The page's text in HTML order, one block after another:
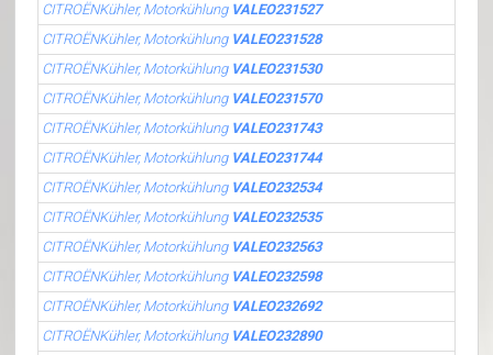
CITROËNKühler, Motorkühlung VALEO231527
CITROËNKühler, Motorkühlung VALEO231528
CITROËNKühler, Motorkühlung VALEO231530
CITROËNKühler, Motorkühlung VALEO231570
CITROËNKühler, Motorkühlung VALEO231743
CITROËNKühler, Motorkühlung VALEO231744
CITROËNKühler, Motorkühlung VALEO232534
CITROËNKühler, Motorkühlung VALEO232535
CITROËNKühler, Motorkühlung VALEO232563
CITROËNKühler, Motorkühlung VALEO232598
CITROËNKühler, Motorkühlung VALEO232692
CITROËNKühler, Motorkühlung VALEO232890